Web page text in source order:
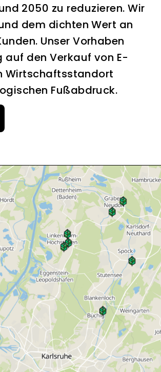
2050 zu reduzieren. Wir
dem dichten Wert an
Unser Vorhaben
den Verkauf von E-
Wirtschaftsstandort
Fußabdruck.